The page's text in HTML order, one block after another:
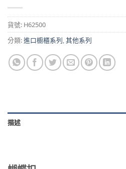
貨號: H62500
分類:進口櫥櫃系列,其他系列
描述